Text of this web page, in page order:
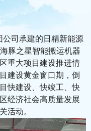
司承建的日精新能源
豚之星智能搬运机器
重大项目建设推进情
建设黄金窗口期，倒
快建设、快竣工、快
经济社会高质量发展
活动。